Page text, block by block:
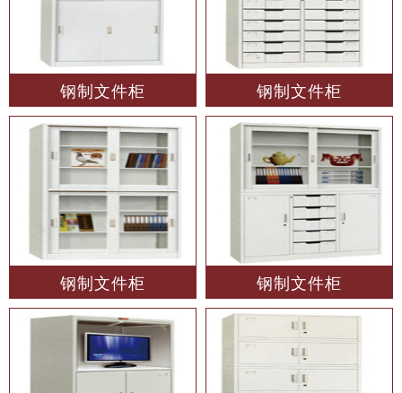
钢制文件柜 钢制文件柜
钢制文件柜 钢制文件柜